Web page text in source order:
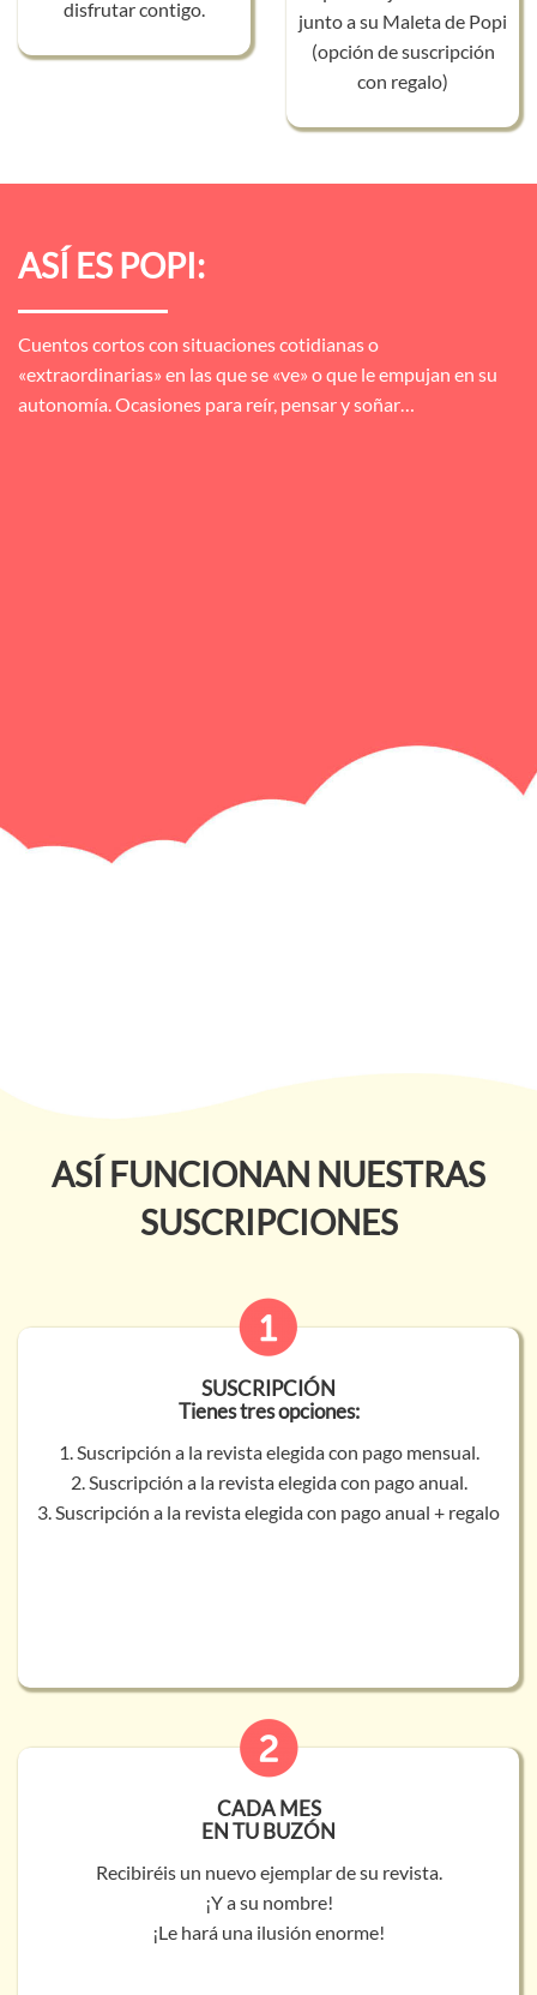
disfrutar contigo.
junto a su Maleta de Popi
(opción de suscripción
con regalo)
ASÍ ES POPI:
Cuentos cortos con situaciones cotidianas o
«extraordinarias» en las que se «ve» o que le empujan en su
autonomía. Ocasiones para reír, pensar y soñar…
ASÍ FUNCIONAN NUESTRAS
SUSCRIPCIONES
SUSCRIPCIÓN
Tienes tres opciones:
1. Suscripción a la revista elegida con pago mensual.
2. Suscripción a la revista elegida con pago anual.
3. Suscripción a la revista elegida con pago anual + regalo
CADA MES
EN TU BUZÓN
Recibiréis un nuevo ejemplar de su revista.
¡Y a su nombre!
¡Le hará una ilusión enorme!